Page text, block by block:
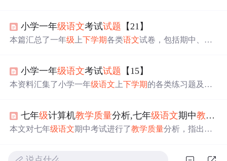
利用、试题结构，给出备考策略，提及区域教育差异对
题的影响及应对措施，助力学生备考。
小学一年级语文考试试题 【21】
本篇汇总了一年级 上下学期各类语文试卷，包括期中、期
小学一年级语文考试试题 【15】
本资料汇集了小学一年级语文 上下学期的各类练习题及复
七年级计算机教学质量分析,七年级语文期中教学质量
本文对七年级语文期中考试进行了教学质量分析，指出了